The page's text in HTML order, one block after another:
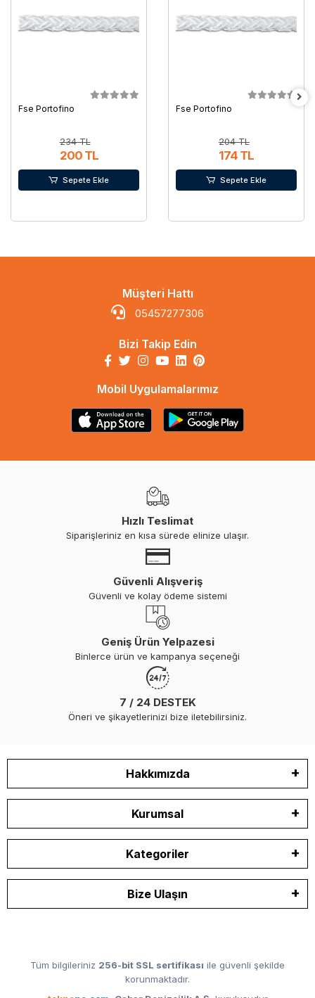
Fse Portofino
234 TL
200 TL
Sepete Ekle
Fse Portofino
204 TL
174 TL
Sepete Ekle
Müşteri Hattı
05457277306
Bizi Takip Edin
Mobil Uygulamalarımız
Hızlı Teslimat
Siparişleriniz en kısa sürede elinize ulaşır.
Güvenli Alışveriş
Güvenli ve kolay ödeme sistemi
Geniş Ürün Yelpazesi
Binlerce ürün ve kampanya seçeneği
7 / 24 DESTEK
Öneri ve şikayetlerinizi bize iletebilirsiniz.
Hakkımızda
Kurumsal
Kategoriler
Bize Ulaşın
Tüm bilgileriniz 256-bit SSL sertifikası ile güvenli şekilde
korunmaktadır.